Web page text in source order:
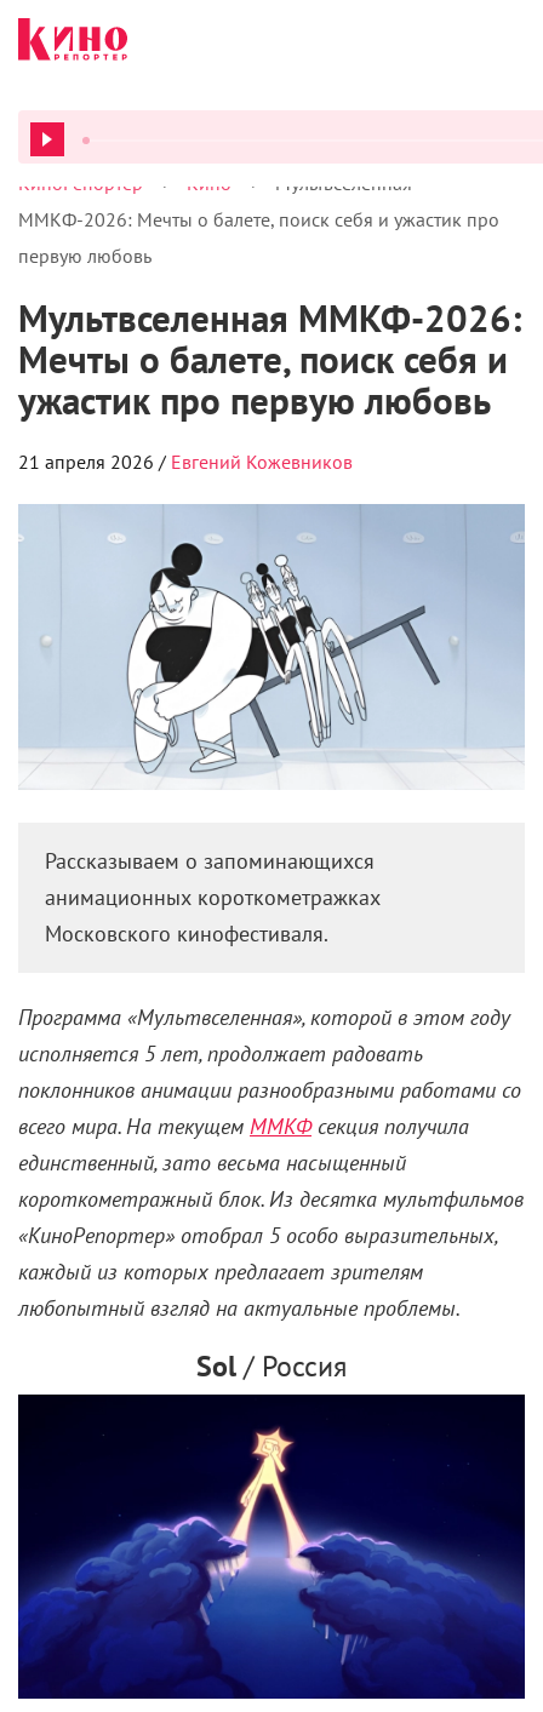
КиноРепортер > Кино >
Мультвселенная
ММКФ-2026: Мечты о балете, поиск себя и ужастик про
первую любовь
Мультвселенная ММКФ-2026:
Мечты о балете, поиск себя и
ужастик про первую любовь
21 апреля 2026 / Евгений Кожевников
Рассказываем о запоминающихся
анимационных короткометражках
Московского кинофестиваля.
Программа «Мультвселенная», которой в этом году
исполняется 5 лет, продолжает радовать
поклонников анимации разнообразными работами со
всего мира. На текущем ММКФсекция получила
единственный, зато весьма насыщенный
короткометражный блок. Из десятка мультфильмов
«КиноРепортер» отобрал 5 особо выразительных,
каждый из которых предлагает зрителям
любопытный взгляд на актуальные проблемы.
Sol/ Россия